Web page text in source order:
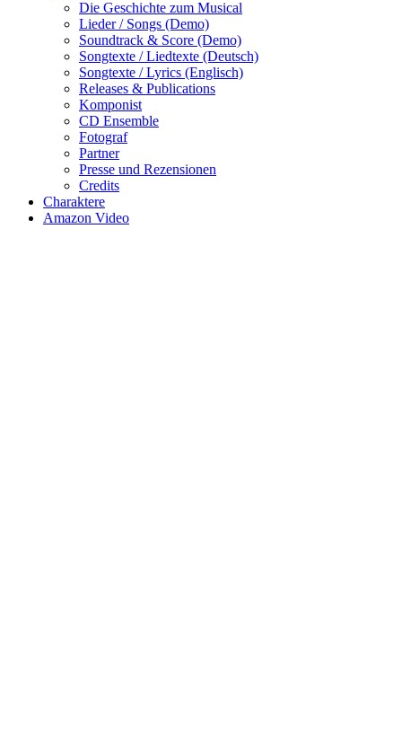
Die Geschichte zum Musical
Lieder / Songs (Demo)
Soundtrack & Score (Demo)
Songtexte / Liedtexte (Deutsch)
Songtexte / Lyrics (Englisch)
Releases & Publications
Komponist
CD Ensemble
Fotograf
Partner
Presse und Rezensionen
Credits
Charaktere
Amazon Video